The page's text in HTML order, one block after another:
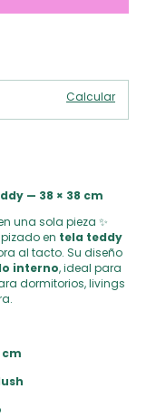
Calcular
— 38 × 38 cm
una sola pieza ✨
en tela teddy
al tacto. Su diseño
interno, ideal para
dormitorios, livings
cm